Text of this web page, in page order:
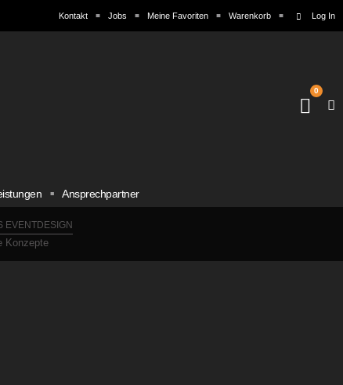
Kontakt Jobs Meine Favoriten Warenkorb Log In
0
Ansprechpartner
EVENTDESIGN
Konzepte